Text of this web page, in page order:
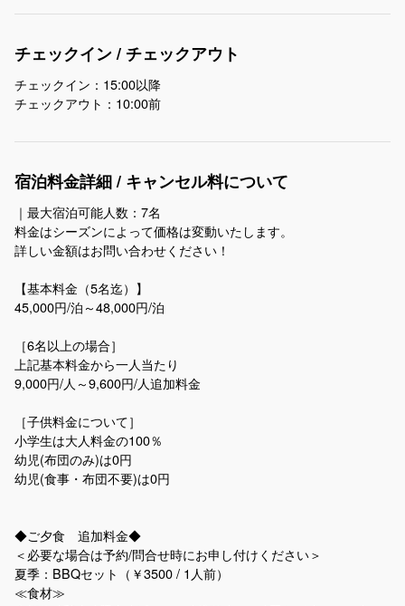
チェックイン / チェックアウト
チェックイン：15:00以降
チェックアウト：10:00前
宿泊料金詳細 / キャンセル料について
｜最大宿泊可能人数：7名
料金はシーズンによって価格は変動いたします。
詳しい金額はお問い合わせください！
【基本料金（5名迄）】
45,000円/泊～48,000円/泊
［6名以上の場合］
上記基本料金から一人当たり
9,000円/人～9,600円/人追加料金
［子供料金について］
小学生は大人料金の100％
幼児(布団のみ)は0円
幼児(食事・布団不要)は0円
◆ご夕食 追加料金◆
＜必要な場合は予約/問合せ時にお申し付けください＞
夏季：BBQセット（￥3500 / 1人前）
≪食材≫